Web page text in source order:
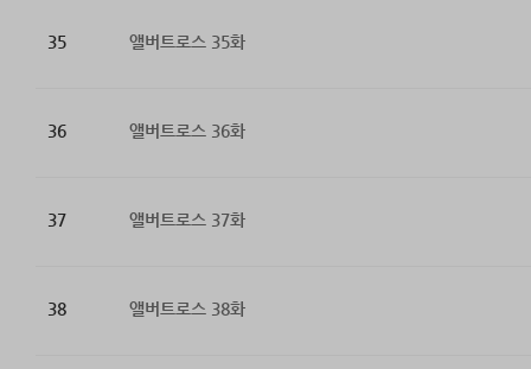
35 앨버트로스 35화
36 앨버트로스 36화
37 앨버트로스 37화
38 앨버트로스 38화